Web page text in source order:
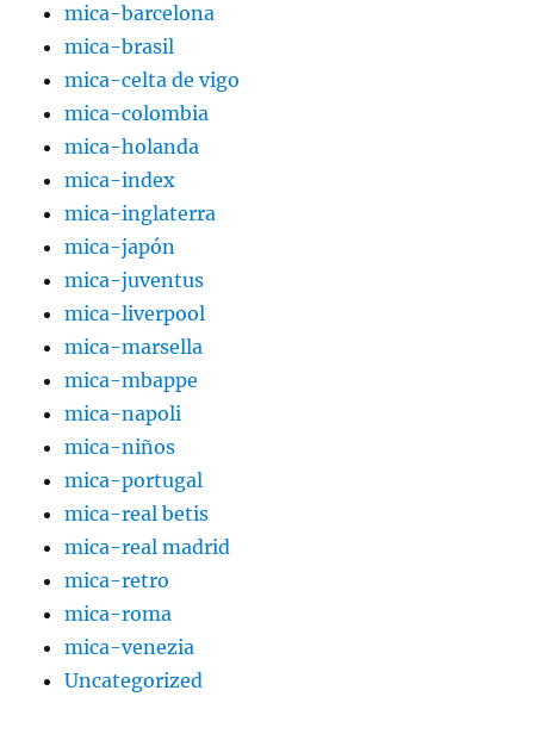
mica-barcelona
mica-brasil
mica-celta de vigo
mica-colombia
mica-holanda
mica-index
mica-inglaterra
mica-japón
mica-juventus
mica-liverpool
mica-marsella
mica-mbappe
mica-napoli
mica-niños
mica-portugal
mica-real betis
mica-real madrid
mica-retro
mica-roma
mica-venezia
Uncategorized